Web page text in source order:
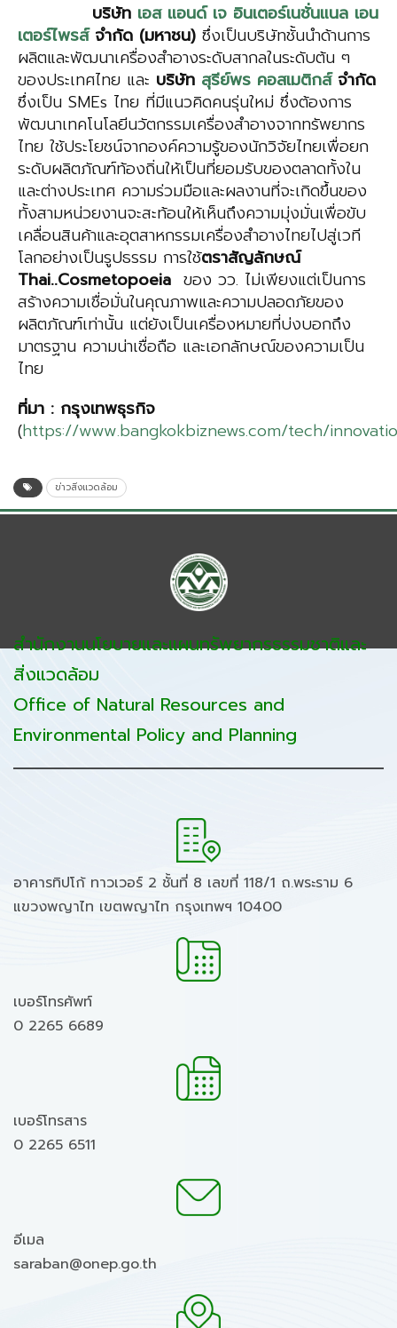
บริษัท เอส แอนด์ เจ อินเตอร์เนชั่นแนล เอน
เตอร์ไพรส์ จำกัด (มหาชน) ซึ่งเป็นบริษัทชั้นนำด้านการ
ผลิตและพัฒนาเครื่องสำอางระดับสากลในระดับต้น ๆ
ของประเทศไทย และ บริษัท สุรีย์พร คอสเมติกส์ จำกัด
ซึ่งเป็น SMEs ไทย ที่มีแนวคิดคนรุ่นใหม่ ซึ่งต้องการ
พัฒนาเทคโนโลยีนวัตกรรมเครื่องสำอางจากทรัพยากร
ไทย ใช้ประโยชน์จากองค์ความรู้ของนักวิจัยไทยเพื่อยก
ระดับผลิตภัณฑ์ท้องถิ่นให้เป็นที่ยอมรับของตลาดทั้งใน
และต่างประเทศ ความร่วมมือและผลงานที่จะเกิดขึ้นของ
ทั้งสามหน่วยงานจะสะท้อนให้เห็นถึงความมุ่งมั่นเพื่อขับ
เคลื่อนสินค้าและอุตสาหกรรมเครื่องสำอางไทยไปสู่เวที
โลกอย่างเป็นรูปธรรม การใช้ตราสัญลักษณ์
Thai..Cosmetopoeia ของ วว. ไม่เพียงแต่เป็นการ
สร้างความเชื่อมั่นในคุณภาพและความปลอดภัยของ
ผลิตภัณฑ์เท่านั้น แต่ยังเป็นเครื่องหมายที่บ่งบอกถึง
มาตรฐาน ความน่าเชื่อถือ และเอกลักษณ์ของความเป็น
ไทย
ที่มา : กรุงเทพธุรกิจ
(https://www.bangkokbiznews.com/tech/
ข่าวสิ่งแวดล้อม
สำนักงานนโยบายและแผนทรัพยากรธรรมชาติและ
สิ่งแวดล้อม
Office of Natural Resources and
Environmental Policy and Planning
อาคารทิปโก้ ทาวเวอร์ 2 ชั้นที่ 8 เลขที่ 118/1 ถ.พระราม 6
แขวงพญาไท เขตพญาไท กรุงเทพฯ 10400
เบอร์โทรศัพท์
0 2265 6689
เบอร์โทรสาร
0 2265 6511
อีเมล
saraban@onep.go.th